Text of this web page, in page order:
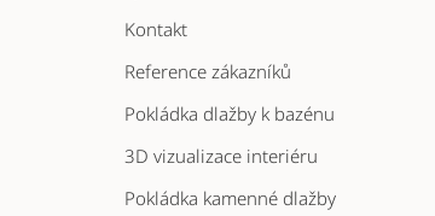
Kontakt
Reference zákazníků
Pokládka dlažby k bazénu
3D vizualizace interiéru
Pokládka kamenné dlažby